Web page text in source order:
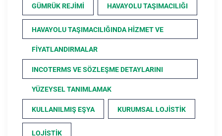
GÜMRÜK REJIMI HAVAYOLU TAŞIMACILIĞI
HAVAYOLU TAŞIMACILIĞINDA HIZMET VE
FIYATLANDIRMALAR
INCOTERMS VE SÖZLEŞME DETAYLARINI
YÜZEYSEL TANIMLAMAK
KULLANILMIŞ EŞYA KURUMSAL LOJISTIK
LOJISTIK